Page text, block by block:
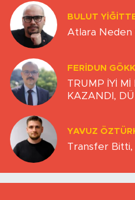
BULUT
Atlara Neden
FERIDUN
TRUMP İYİ Mİ
KAZANDI,
YAVUZ
Transfer Bitti,